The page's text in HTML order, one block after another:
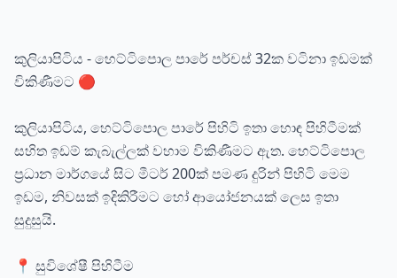
කුලියාපිටිය - හෙට්ටිපොල පාරේ පර්චස් 32ක වටිනා ඉඩමක්
විකිණීමට 🔴
කුලියාපිටිය, හෙට්ටිපොල පාරේ පිහිටි ඉතා හොඳ පිහිටීමක්
සහිත ඉඩම් කැබැල්ලක් වහාම විකිණීමට ඇත. හෙට්ටිපොල
ප්‍රධාන මාර්ගයේ සිට මීටර් 200ක් පමණ දුරින් පිහිටි මෙම
ඉඩම, නිවසක් ඉදිකිරීමට හෝ ආයෝජනයක් ලෙස ඉතා
සුදුසුයි.
📍 සුවිශේෂී පිහිටීම